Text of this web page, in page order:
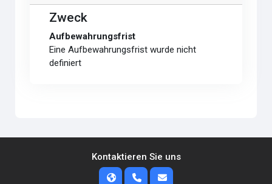
Zweck
Aufbewahrungsfrist
Eine Aufbewahrungsfrist wurde nicht
definiert
Kontaktieren Sie uns